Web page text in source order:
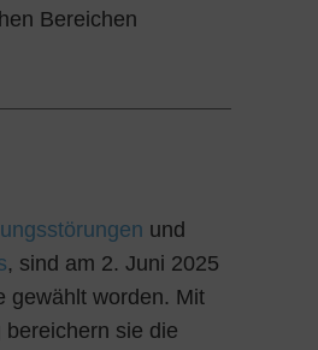
Bereichen
und
, sind am 2. Juni 2025
gewählt worden. Mit
sie die